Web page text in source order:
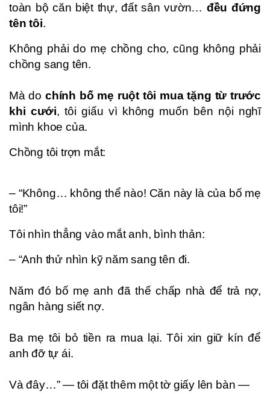
toàn bộ căn biệt thự, đất sân vườn… đều đứng
tên tôi.
Không phải do mẹ chồng cho, cũng không phải
chồng sang tên.
Mà do chính bố mẹ ruột tôi mua tặng từ trước
khi cưới, tôi giấu vì không muốn bên nội nghĩ
mình khoe của.
Chồng tôi trợn mắt:
– “Không… không thể nào! Căn này là của bố mẹ
tôi!”
Tôi nhìn thẳng vào mắt anh, bình thản:
– “Anh thử nhìn kỹ năm sang tên đi.
Năm đó bố mẹ anh đã thế chấp nhà để trả nợ,
ngân hàng siết nợ.
Ba mẹ tôi bỏ tiền ra mua lại. Tôi xin giữ kín để
anh đỡ tự ái.
Và đây…” — tôi đặt thêm một tờ giấy lên bàn —